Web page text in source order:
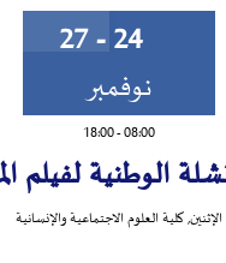
24 - 27
نوفمبر
08:00
-
18:00
الوطنية لفيلم
الإثنين,كلية العلوم الاجتماعية والإنسانية